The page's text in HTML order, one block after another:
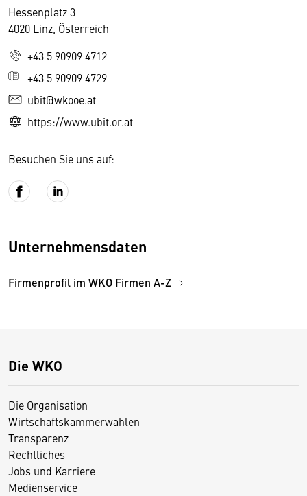
Hessenplatz 3
4020 Linz, Österreich
+43 5 90909 4712
+43 5 90909 4729
ubit@wkooe.at
https://www.ubit.or.at
Besuchen Sie uns auf:
Unternehmensdaten
Firmenprofil im WKO Firmen A-Z
Die WKO
Die Organisation
Wirtschaftskammerwahlen
Transparenz
Rechtliches
Jobs und Karriere
Medienservice